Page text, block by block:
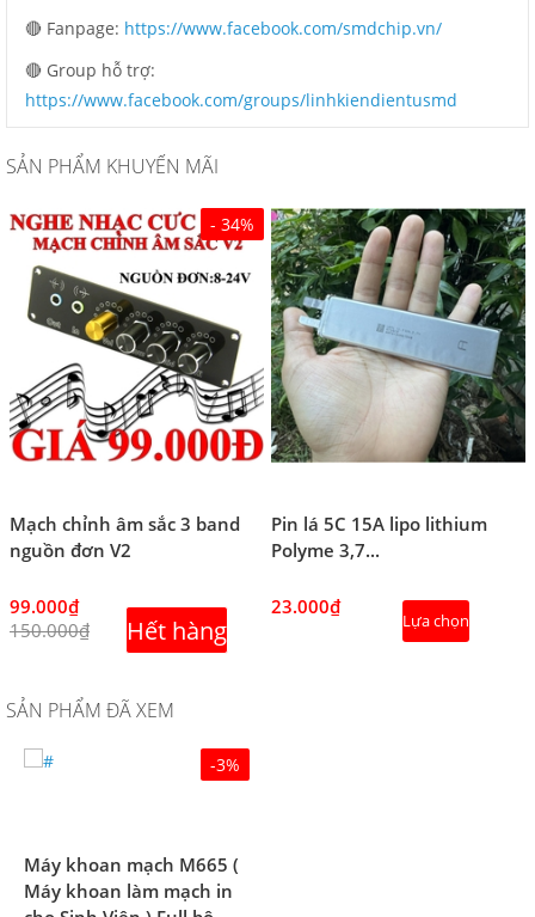
🔴 Fanpage: https://www.facebook.com/smdchip.vn/
🔴 Group hỗ trợ:
https://www.facebook.com/groups/linhkiendientusmd
SẢN PHẨM KHUYẾN MÃI
- 34%
Mạch chỉnh âm sắc 3 band
nguồn đơn V2
99.000₫
150.000₫
Hết hàng
Pin lá 5C 15A lipo lithium
Polyme 3,7...
23.000₫
Lựa chọn
SẢN PHẨM ĐÃ XEM
-3%
Máy khoan mạch M665 (
Máy khoan làm mạch in